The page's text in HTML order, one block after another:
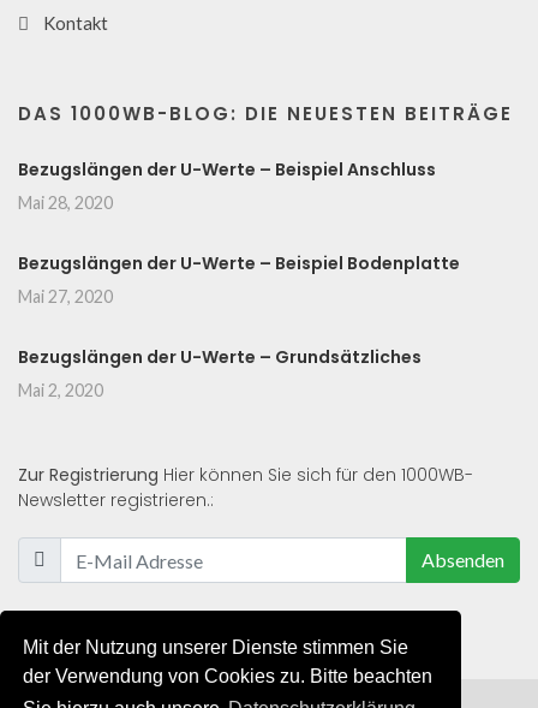
Mit der Nutzung unserer Dienste stimmen Sie
der Verwendung von Cookies zu. Bitte beachten
Kontakt
DAS 1000WB-BLOG: DIE NEUESTEN BEITRÄGE
Bezugslängen der U-Werte – Beispiel Anschluss
Mai 28, 2020
Bezugslängen der U-Werte – Beispiel Bodenplatte
Mai 27, 2020
Bezugslängen der U-Werte – Grundsätzliches
Mai 2, 2020
Zur Registrierung Hier können Sie sich für den 1000WB-
Newsletter registrieren.:
Absenden